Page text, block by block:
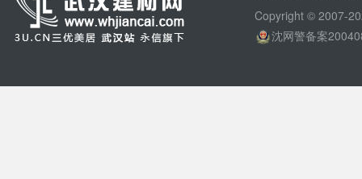
Copyright © 2007-
沈网警备案